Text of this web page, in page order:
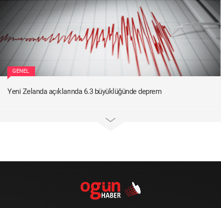
GENEL
Yeni Zelanda açıklarında 6.3 büyüklüğünde deprem